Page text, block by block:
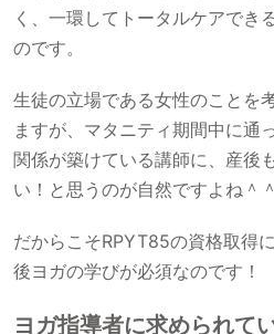
く、一環してトータルケアでき
のです。
生徒の立場である女性のことを
ますが、マタニティ期間中に通
関係が築けている講師に、産後
い！と思うのが自然ですよね＾＾
だからこそRPYT85の資格取得
後ヨガの学びが必須なのです！
ヨガ指導者に求められて